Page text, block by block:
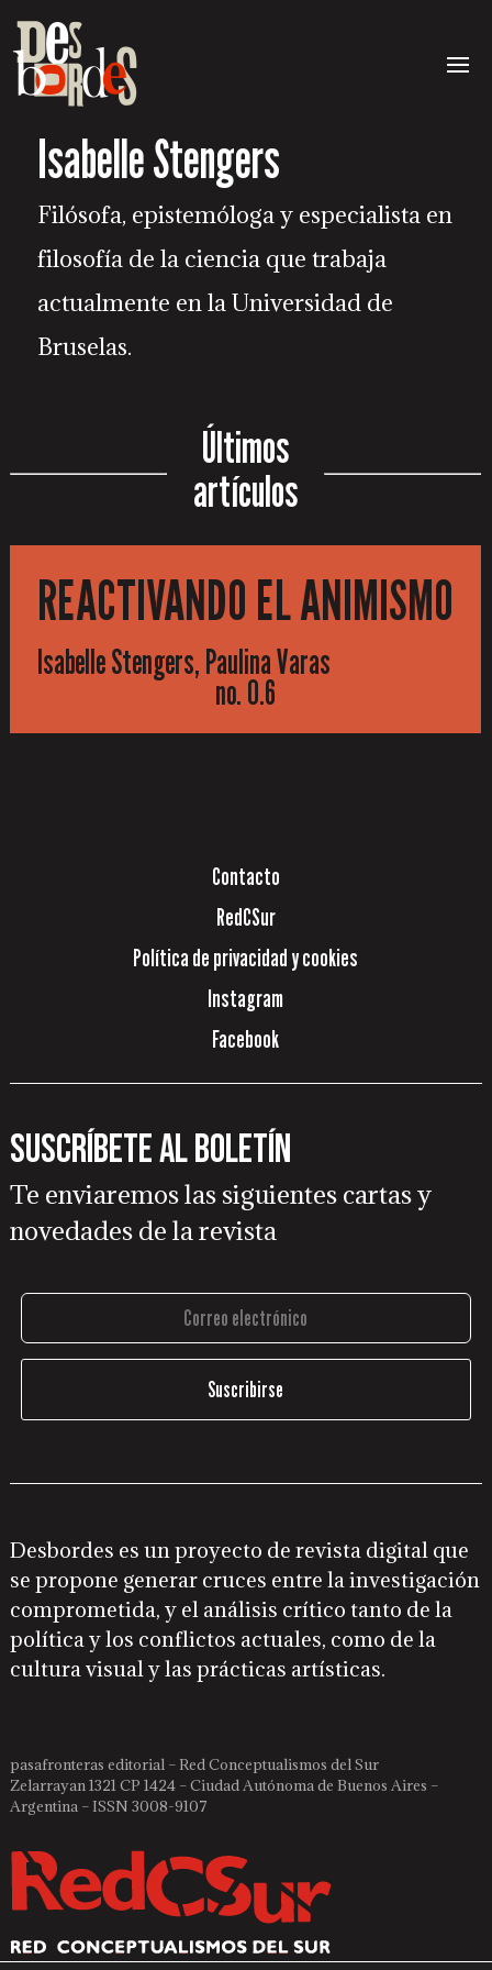
Isabelle Stengers
Filósofa, epistemóloga y especialista en
filosofía de la ciencia que trabaja
actualmente en la Universidad de
Bruselas.
Últimos
artículos
REACTIVANDO EL ANIMISMO
Isabelle Stengers, Paulina Varas
no. 0.6
Contacto
RedCSur
Política de privacidad y cookies
Instagram
Facebook
Suscríbete al boletín
Te enviaremos las siguientes cartas y
novedades de la revista
Desbordes es un proyecto de revista digital que
se propone generar cruces entre la investigación
comprometida, y el análisis crítico tanto de la
política y los conflictos actuales, como de la
cultura visual y las prácticas artísticas.
pasafronteras editorial – Red Conceptualismos del Sur
Zelarrayan 1321 CP 1424 – Ciudad Autónoma de Buenos Aires –
Argentina – ISSN 3008-9107